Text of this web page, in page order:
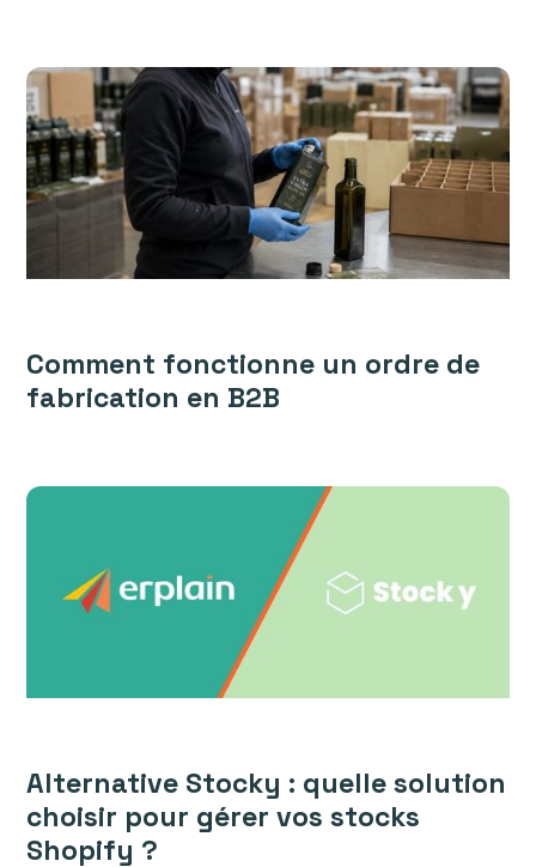
Comment fonctionne un ordre de
fabrication en B2B
Alternative Stocky : quelle solution
choisir pour gérer vos stocks
Shopify ?